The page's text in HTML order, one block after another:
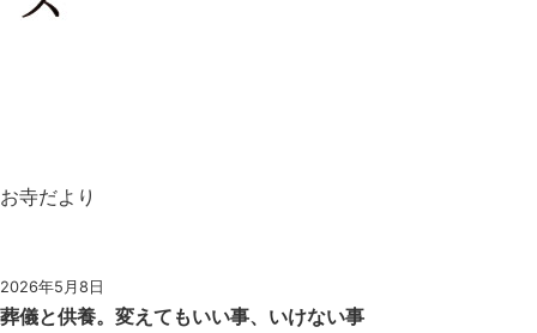
お寺だより
2026年5月8日
葬儀と供養。変えてもいい事、いけない事